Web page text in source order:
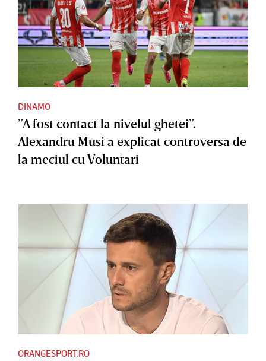
DINAMO
”A fost contact la nivelul ghetei”.
Alexandru Musi a explicat controversa de
la meciul cu Voluntari
ORANGESPORT.RO